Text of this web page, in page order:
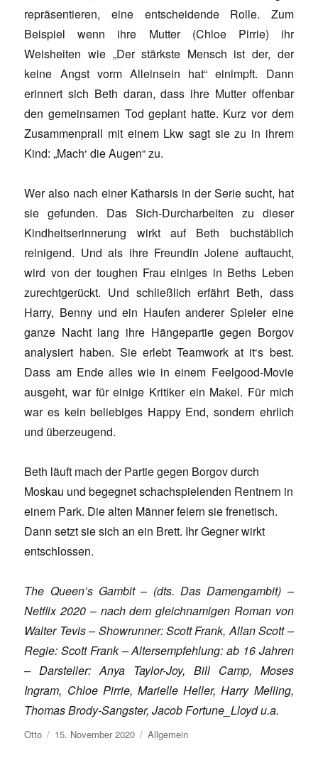
repräsentieren, eine entscheidende Rolle. Zum
Beispiel wenn ihre Mutter (Chloe Pirrie) ihr
Weisheiten wie „Der stärkste Mensch ist der, der
keine Angst vorm Alleinsein hat“ einimpft. Dann
erinnert sich Beth daran, dass ihre Mutter offenbar
den gemeinsamen Tod geplant hatte. Kurz vor dem
Zusammenprall mit einem Lkw sagt sie zu in ihrem
Kind: „Mach‘ die Augen“ zu.
Wer also nach einer Katharsis in der Serie sucht, hat
sie gefunden. Das Sich-Durcharbeiten zu dieser
Kindheitserinnerung wirkt auf Beth buchstäblich
reinigend. Und als ihre Freundin Jolene auftaucht,
wird von der toughen Frau einiges in Beths Leben
zurechtgerückt. Und schließlich erfährt Beth, dass
Harry, Benny und ein Haufen anderer Spieler eine
ganze Nacht lang ihre Hängepartie gegen Borgov
analysiert haben. Sie erlebt Teamwork at it‘s best.
Dass am Ende alles wie in einem Feelgood-Movie
ausgeht, war für einige Kritiker ein Makel. Für mich
war es kein beliebiges Happy End, sondern ehrlich
und überzeugend.
Beth läuft mach der Partie gegen Borgov durch
Moskau und begegnet schachspielenden Rentnern in
einem Park. Die alten Männer feiern sie frenetisch.
Dann setzt sie sich an ein Brett. Ihr Gegner wirkt
entschlossen.
The Queen’s Gambit – (dts. Das Damengambit) –
Netflix 2020 – nach dem gleichnamigen Roman von
Walter Tevis – Showrunner: Scott Frank, Allan Scott –
Regie: Scott Frank – Altersempfehlung: ab 16 Jahren
– Darsteller: Anya Taylor-Joy, Bill Camp, Moses
Ingram, Chloe Pirrie, Marielle Heller, Harry Melling,
Thomas Brody-Sangster, Jacob Fortune_Lloyd u.a.
Autor
Otto Veröffentlicht
am
15. November 2020 Kategorien
Allgemein